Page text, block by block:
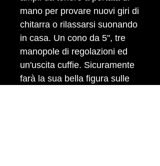
mano per provare nuovi giri di
chitarra o rilassarsi suonando
in casa. Un cono da 5", tre
manopole di regolazioni ed
un'uscita cuffie. Sicuramente
farà la sua bella figura sulle